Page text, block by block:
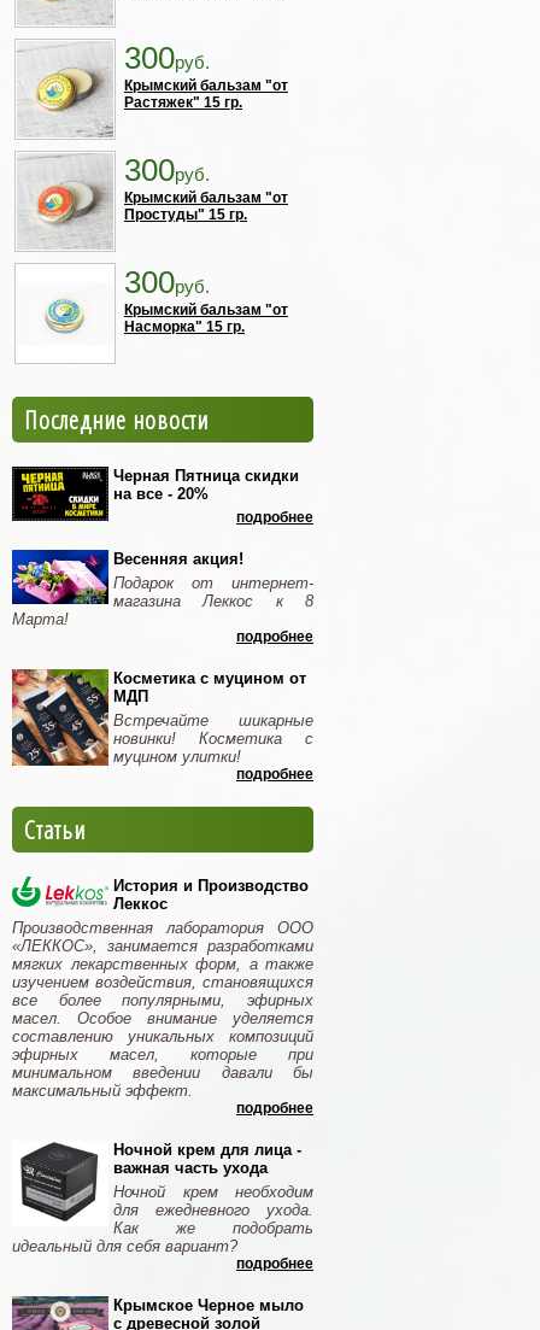
300руб.
Крымский бальзам "от
Растяжек" 15 гр.
300руб.
Крымский бальзам "от
Простуды" 15 гр.
300руб.
Крымский бальзам "от
Насморка" 15 гр.
Последние новости
Черная Пятница скидки
на все - 20%
подробнее
Весенняя акция!
Подарок от интернет-
магазина Леккос к 8
Марта!
подробнее
Косметика с муцином от
МДП
Встречайте шикарные
новинки! Косметика с
муцином улитки!
подробнее
Статьи
История и Производство
Леккос
Производственная лаборатория ООО
«ЛЕККОС», занимается разработками
мягких лекарственных форм, а также
изучением воздействия, становящихся
все более популярными, эфирных
масел. Особое внимание уделяется
составлению уникальных композиций
эфирных масел, которые при
минимальном введении давали бы
максимальный эффект.
подробнее
Ночной крем для лица -
важная часть ухода
Ночной крем необходим
для ежедневного ухода.
Как же подобрать
идеальный для себя вариант?
подробнее
Крымское Черное мыло
с древесной золой